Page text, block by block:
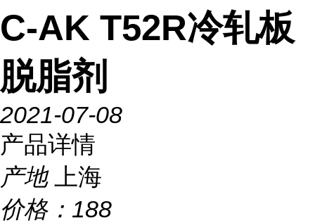
C-AK T52R冷轧板
脱脂剂
2021-07-08
产品详情
产地
上海
价格： 188